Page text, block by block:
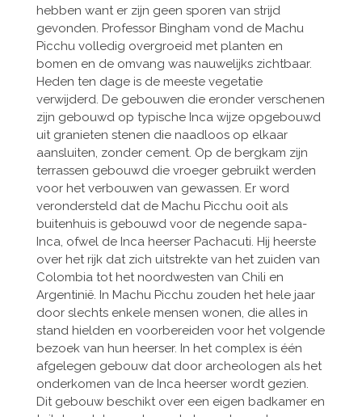
hebben want er zijn geen sporen van strijd
gevonden. Professor Bingham vond de Machu
Picchu volledig overgroeid met planten en
bomen en de omvang was nauwelijks zichtbaar.
Heden ten dage is de meeste vegetatie
verwijderd. De gebouwen die eronder verschenen
zijn gebouwd op typische Inca wijze opgebouwd
uit granieten stenen die naadloos op elkaar
aansluiten, zonder cement. Op de bergkam zijn
terrassen gebouwd die vroeger gebruikt werden
voor het verbouwen van gewassen. Er word
verondersteld dat de Machu Picchu ooit als
buitenhuis is gebouwd voor de negende sapa-
Inca, ofwel de Inca heerser Pachacuti. Hij heerste
over het rijk dat zich uitstrekte van het zuiden van
Colombia tot het noordwesten van Chili en
Argentinië. In Machu Picchu zouden het hele jaar
door slechts enkele mensen wonen, die alles in
stand hielden en voorbereiden voor het volgende
bezoek van hun heerser. In het complex is één
afgelegen gebouw dat door archeologen als het
onderkomen van de Inca heerser wordt gezien.
Dit gebouw beschikt over een eigen badkamer en